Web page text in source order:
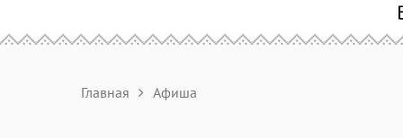
Главная Афиша